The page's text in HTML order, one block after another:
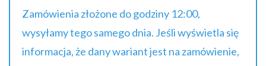
Zamówienia złożone do godziny 12:00,
wysyłamy tego samego dnia. Jeśli wyświetla się
informacja, że dany wariant jest na zamówienie,